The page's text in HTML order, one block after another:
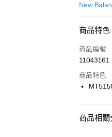
信用卡一
合作金
華南商
上海商
國泰世
聯邦商
LINE Pay
Apple Pay
New
商品特色
商品編號
11043161
商品特色
商品相關